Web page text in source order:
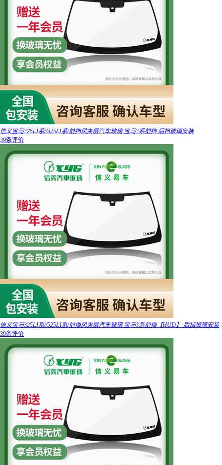
信义宝马325LI系//525LI系/前挡风夹层汽车玻璃 宝马3系前挡 后挡玻璃安装
39条评价
信义宝马325LI系//525LI系/前挡风夹层汽车玻璃 宝马3系前挡【HUD】 后挡玻璃安装
39条评价